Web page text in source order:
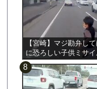
【宮崎】マジ勘弁し
に恐ろしい子供ミサイ